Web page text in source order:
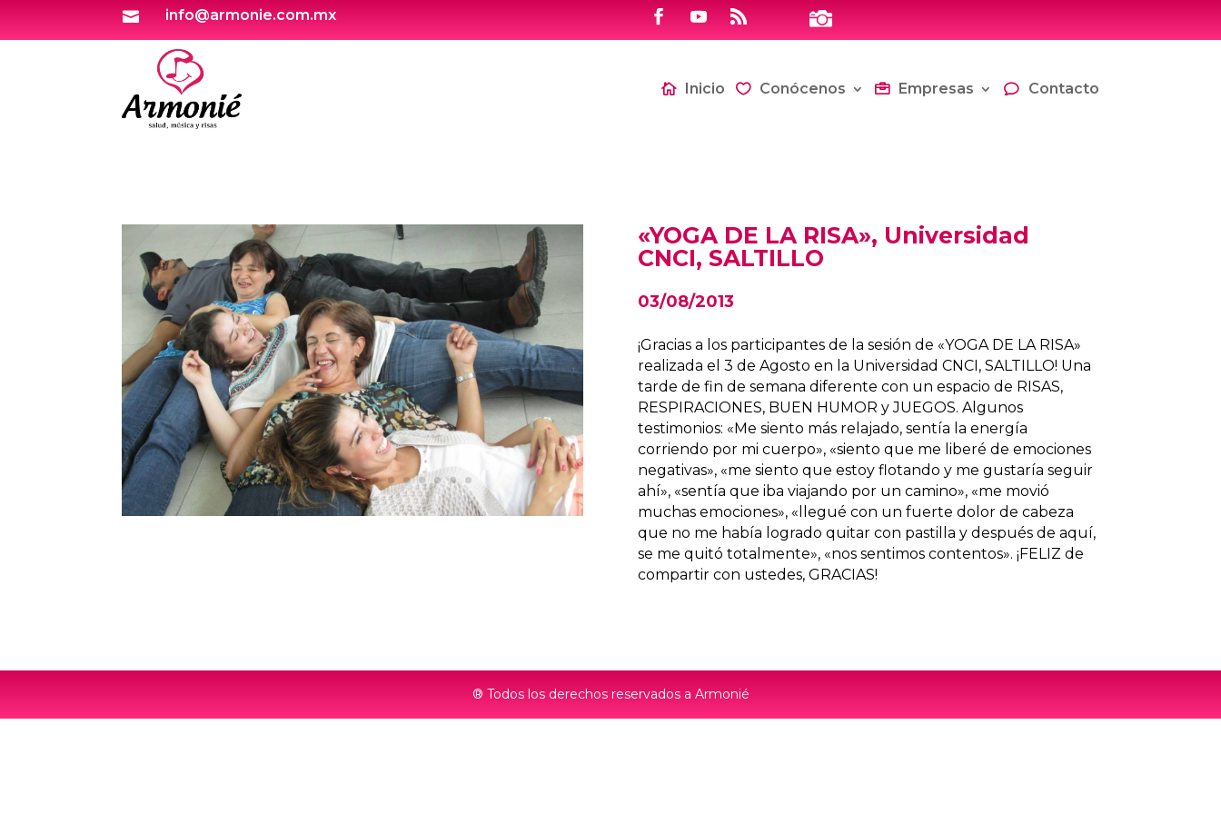
 info@armonie.com.mx 
Inicio Conócenos Empresas Contacto
«YOGA DE LA RISA», Universidad
CNCI, SALTILLO
03/08/2013
¡Gracias a los participantes de la sesión de «YOGA DE LA RISA»
realizada el 3 de Agosto en la Universidad CNCI, SALTILLO! Una
tarde de fin de semana diferente con un espacio de RISAS,
RESPIRACIONES, BUEN HUMOR y JUEGOS. Algunos
testimonios: «Me siento más relajado, sentía la energía
corriendo por mi cuerpo», «siento que me liberé de emociones
negativas», «me siento que estoy flotando y me gustaría seguir
ahí», «sentía que iba viajando por un camino», «me movió
muchas emociones», «llegué con un fuerte dolor de cabeza
que no me había logrado quitar con pastilla y después de aquí,
se me quitó totalmente», «nos sentimos contentos». ¡FELIZ de
compartir con ustedes, GRACIAS!
® Todos los derechos reservados a Armonié